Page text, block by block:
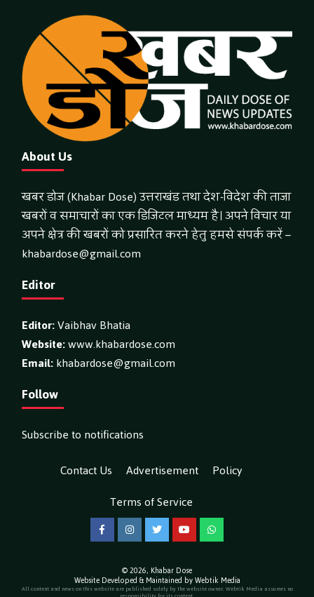
About Us
खबर डोज (Khabar Dose) उत्तराखंड तथा देश-विदेश की ताजा
खबरों व समाचारों का एक डिजिटल माध्यम है। अपने विचार या
अपने क्षेत्र की खबरों को प्रसारित करने हेतु हमसे संपर्क करें –
khabardose@gmail.com
Editor
Editor:Vaibhav Bhatia
Website:www.khabardose.com
Email:khabardose@gmail.com
Follow
Subscribe to notifications
Contact Us
Advertisement
Policy
Terms of Service
FacebookInstagramTwitterYouTubeWhatsApp
© 2026, Khabar Dose
Website Developed & Maintained by Webtik Media
All content and news on this website are published solely by the website owner. Webtik Media assumes no